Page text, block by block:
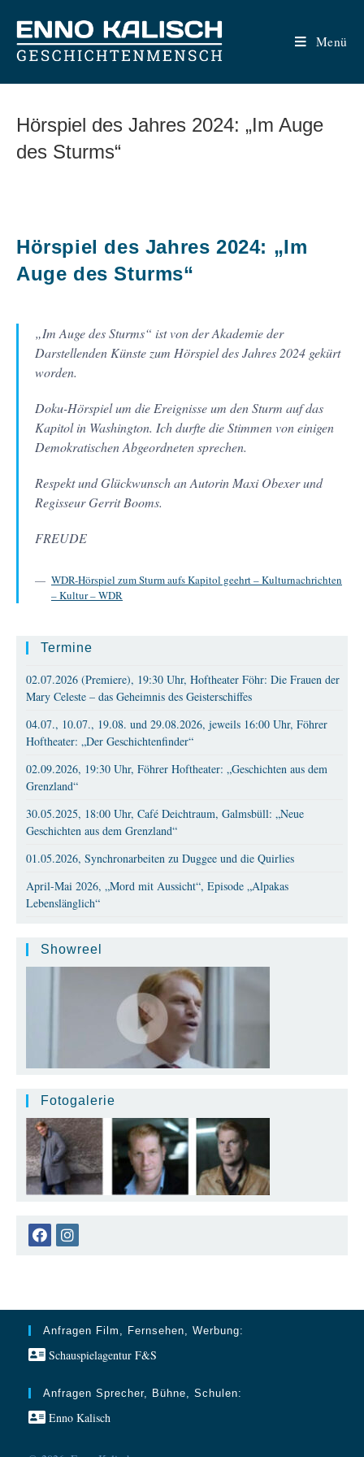
Inhalt
springen
Menü
Hörspiel des Jahres 2024: „Im Auge
des Sturms“
Hörspiel des Jahres 2024: „Im
Auge des Sturms“
„Im Auge des Sturms“ ist von der Akademie der
Darstellenden Künste zum Hörspiel des Jahres 2024 gekürt
worden.
Doku-Hörspiel um die Ereignisse um den Sturm auf das
Kapitol in Washington. Ich durfte die Stimmen von einigen
Demokratischen Abgeordneten sprechen.
Respekt und Glückwunsch an Autorin Maxi Obexer und
Regisseur Gerrit Booms.
FREUDE
WDR-Hörspiel zum Sturm aufs Kapitol geehrt – Kulturnachrichten
– Kultur – WDR
Termine
02.07.2026 (Premiere), 19:30 Uhr, Hoftheater Föhr: Die Frauen der
Mary Celeste – das Geheimnis des Geisterschiffes
04.07., 10.07., 19.08. und 29.08.2026, jeweils 16:00 Uhr, Föhrer
Hoftheater: „Der Geschichtenfinder“
02.09.2026, 19:30 Uhr, Föhrer Hoftheater: „Geschichten aus dem
Grenzland“
30.05.2025, 18:00 Uhr, Café Deichtraum, Galmsbüll: „Neue
Geschichten aus dem Grenzland“
01.05.2026, Synchronarbeiten zu Duggee und die Quirlies
April-Mai 2026, „Mord mit Aussicht“, Episode „Alpakas
Lebenslänglich“
Showreel
Fotogalerie
tab
tab
Anfragen Film, Fernsehen, Werbung:
Schauspielagentur F&S
Anfragen Sprecher, Bühne, Schulen:
Enno Kalisch